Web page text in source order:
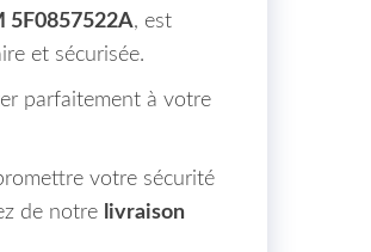
5F0857522A, est
et sécurisée.
parfaitement à votre
votre sécurité
de notre livraison